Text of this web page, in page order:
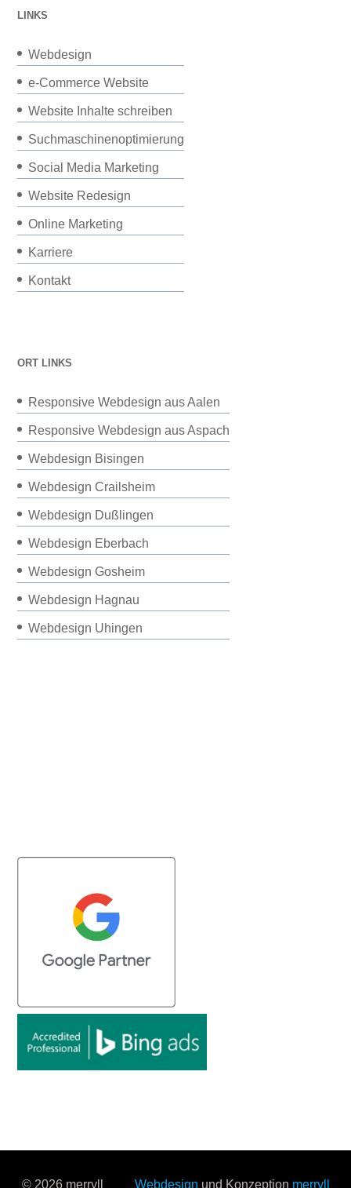
LINKS
Webdesign
e-Commerce Website
Website Inhalte schreiben
Suchmaschinenoptimierung
Social Media Marketing
Website Redesign
Online Marketing
Karriere
Kontakt
ORT LINKS
Responsive Webdesign aus Aalen
Responsive Webdesign aus Aspach
Webdesign Bisingen
Webdesign Crailsheim
Webdesign Dußlingen
Webdesign Eberbach
Webdesign Gosheim
Webdesign Hagnau
Webdesign Uhingen
© 2026 merryll Webdesign und Konzeption merryll